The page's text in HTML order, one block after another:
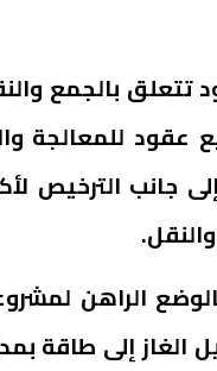
إلى أنه تم توقيع 8 عقود تتعلق
توقيع عقود
الراهن
الغاز إلى طاقة
«وزارة الآثار»: العُثور على 10 توابيت